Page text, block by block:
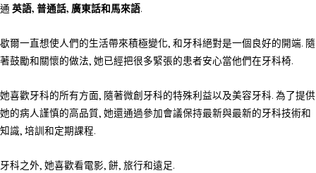
通 英語, 普通話, 廣東話和馬來語.
歇爾一直想使人們的生活帶來積極變化, 和牙科絕對是一個良好的開端. 隨
著鼓勵和關懷的做法, 她已經把很多緊張的患者安心當他們在牙科椅.
她喜歡牙科的所有方面, 隨著微創牙科的特殊利益以及美容牙科. 為了提供
她的病人謹慎的高品質, 她還通過參加會議保持最新與最新的牙科技術和
知識, 培訓和定期課程.
牙科之外, 她喜歡看電影, 餅, 旅行和遠足.